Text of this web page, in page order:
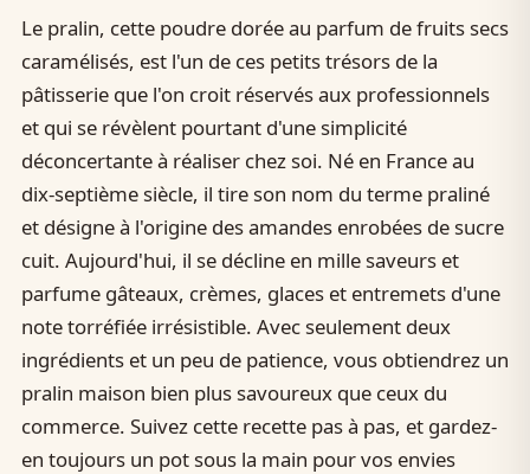
Le pralin, cette poudre dorée au parfum de fruits secs
caramélisés, est l'un de ces petits trésors de la
pâtisserie que l'on croit réservés aux professionnels
et qui se révèlent pourtant d'une simplicité
déconcertante à réaliser chez soi. Né en France au
dix-septième siècle, il tire son nom du terme praliné
et désigne à l'origine des amandes enrobées de sucre
cuit. Aujourd'hui, il se décline en mille saveurs et
parfume gâteaux, crèmes, glaces et entremets d'une
note torréfiée irrésistible. Avec seulement deux
ingrédients et un peu de patience, vous obtiendrez un
pralin maison bien plus savoureux que ceux du
commerce. Suivez cette recette pas à pas, et gardez-
en toujours un pot sous la main pour vos envies